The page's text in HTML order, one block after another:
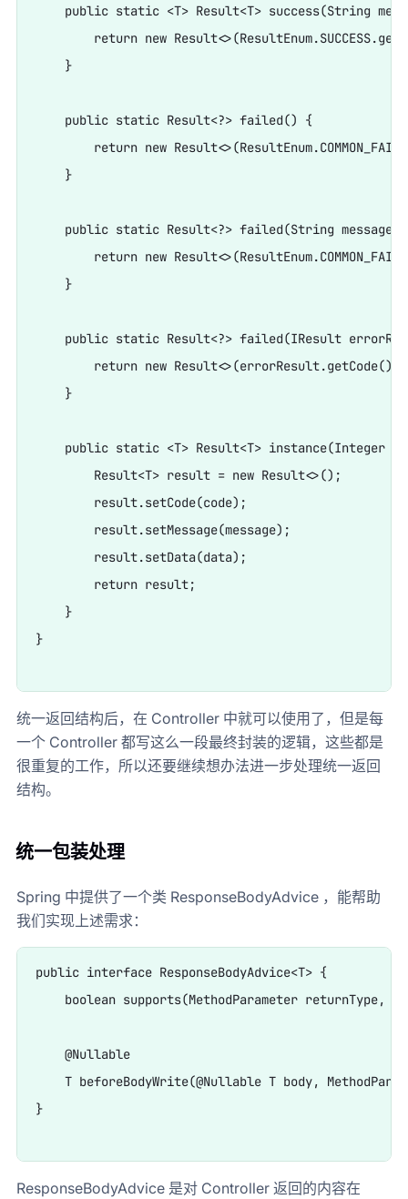
public static <T> Result<T> success(String
return new
}
public static Result<?> failed() {
return new
}
public static Result<?> failed(String message)
return new
}
public static Result<?> failed(IResult
return new Result<>(errorResult.getCode(),
}
public static <T> Result<T> instance(Integer
Result<T> result = new Result<>();
result.setCode(code);
result.setMessage(message);
result.setData(data);
return result;
}
}
统一返回结构后，在 Controller 中就可以使用了，但是每
一个 Controller 都写这么一段最终封装的逻辑，这些都是
很重复的工作，所以还要继续想办法进一步处理统一返回
结构。
统一包装处理
Spring 中提供了一个类 ResponseBodyAdvice ，能帮助
我们实现上述需求：
public interface ResponseBodyAdvice<T> {
boolean supports(MethodParameter returnType,
@Nullable
T beforeBodyWrite(@Nullable T body,
}
ResponseBodyAdvice 是对 Controller 返回的内容在